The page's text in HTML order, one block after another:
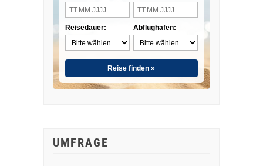
Reisedauer: Abflughafen:
Reise finden »
UMFRAGE